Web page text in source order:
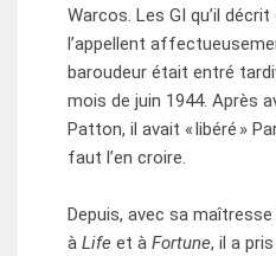
Warcos. Les GI qu’il
l’appellent
baroudeur était entré
mois de juin 1944. Après
Patton, il avait « libéré »
faut l’en croire.
Depuis, avec sa
à Lifeet à Fortune, il a